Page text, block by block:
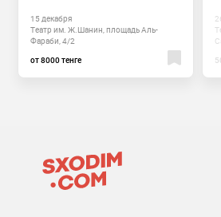
15 декабря
Театр им. Ж.Шанин, площадь Аль-
Фараби, 4/2
от 8000 тенге